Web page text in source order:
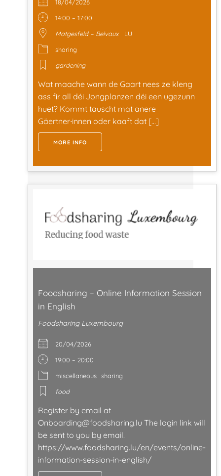
18/04/2026
14:00 – 17:00
Matgesfeld – Belvaux
LU
sharing
gardening
Wat maache wann de Gaart nees ze kleng
ass fir all déi Jongplanzen déi een ugezunn
huet? Kommt tauscht mat anere
Gäertner∙innen oder kaaft dat […]
MORE INFO
Foodsharing – Online Information Session
in English
Foodsharing Luxembourg
20/04/2026
19:00 – 20:00
miscellaneous sharing
food
Register by email at
Onboarding@foodsharing.lu The login link will
be sent to you by email.
https://www.foodsharing.lu/en/events/online-
information-session-in-english/